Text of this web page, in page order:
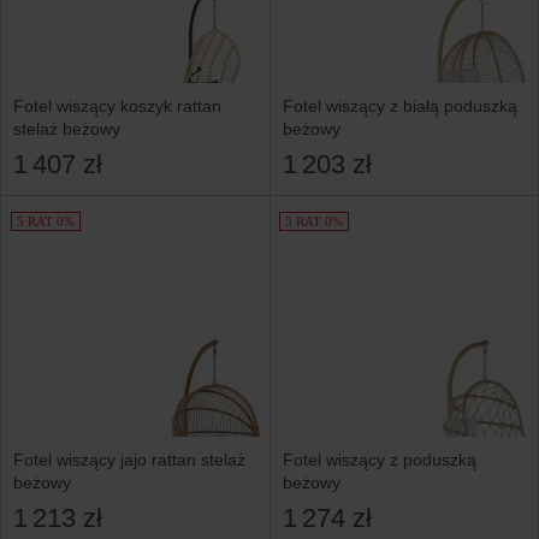
Fotel wiszący koszyk rattan
stelaż beżowy
1 407 zł
Fotel wiszący z białą poduszką
beżowy
1 203 zł
5 RAT 0%
Fotel wiszący jajo rattan stelaż
beżowy
1 213 zł
5 RAT 0%
Fotel wiszący z poduszką
beżowy
1 274 zł